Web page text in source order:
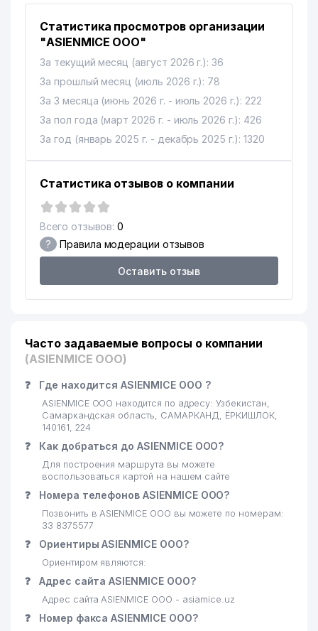
Статистика просмотров организации
"ASIENMICE ООО"
За текущий месяц (август 2026 г.): 36
За прошлый месяц (июль 2026 г.): 78
За 3 месяца (июнь 2026 г. - июль 2026 г.): 222
За пол года (март 2026 г. - июль 2026 г.): 426
За год (январь 2025 г. - декабрь 2025 г.): 1320
Статистика отзывов о компании
Всего отзывов: 0
? Правила модерации отзывов
Оставить отзыв
Часто задаваемые вопросы о компании
(ASIENMICE ООО)
❓ Где находится ASIENMICE ООО ?
ASIENMICE ООО находится по адресу: Узбекистан,
Самаркандская область, САМАРКАНД, ЁРКИШЛОК,
140161, 224
❓ Как добраться до ASIENMICE ООО?
Для построения маршрута вы можете
воспользоваться картой на нашем сайте
❓ Номера телефонов ASIENMICE ООО?
Позвонить в ASIENMICE ООО вы можете по номерам:
33 8375577
❓ Ориентиры ASIENMICE ООО?
Ориентиром являются:
❓ Адрес сайта ASIENMICE ООО?
Адрес сайта ASIENMICE ООО - asiamice.uz
❓ Номер факса ASIENMICE ООО?